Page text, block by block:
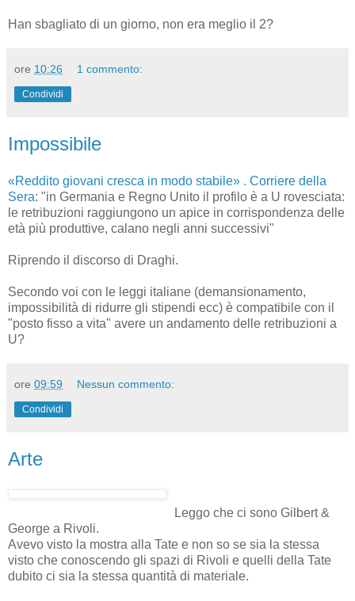
Han sbagliato di un giorno, non era meglio il 2?
ore 10:26 1 commento:
Condividi
Impossibile
«Reddito giovani cresca in modo stabile» . Corriere della
Sera: "in Germania e Regno Unito il profilo è a U rovesciata:
le retribuzioni raggiungono un apice in corrispondenza delle
età più produttive, calano negli anni successivi"
Riprendo il discorso di Draghi.
Secondo voi con le leggi italiane (demansionamento,
impossibilità di ridurre gli stipendi ecc) è compatibile con il
"posto fisso a vita" avere un andamento delle retribuzioni a
U?
ore 09:59 Nessun commento:
Condividi
Arte
Leggo che ci sono Gilbert &
George a Rivoli.
Avevo visto la mostra alla Tate e non so se sia la stessa
visto che conoscendo gli spazi di Rivoli e quelli della Tate
dubito ci sia la stessa quantità di materiale.